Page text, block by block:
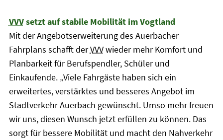
VVVsetzt auf stabile Mobilität im Vogtland
Mit der Angebotserweiterung des Auerbacher
Fahrplans schafft derVVVwieder mehr Komfort und
Planbarkeit für Berufspendler, Schüler und
Einkaufende. „Viele Fahrgäste haben sich ein
erweitertes, verstärktes und besseres Angebot im
Stadtverkehr Auerbach gewünscht. Umso mehr freuen
wir uns, diesen Wunsch jetzt erfüllen zu können. Das
sorgt für bessere Mobilität und macht den Nahverkehr